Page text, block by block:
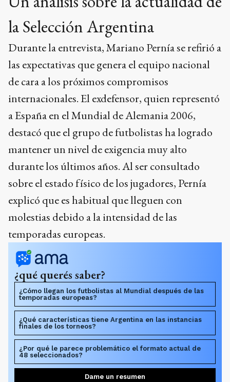
la Selección Argentina
Durante la entrevista, Mariano Pernía se refirió a
las expectativas que genera el equipo nacional
de cara a los próximos compromisos
internacionales. El exdefensor, quien representó
a España en el Mundial de Alemania 2006,
destacó que el grupo de futbolistas ha logrado
mantener un nivel de exigencia muy alto
durante los últimos años. Al ser consultado
sobre el estado físico de los jugadores, Pernía
explicó que es habitual que lleguen con
molestias debido a la intensidad de las
temporadas europeas.
¿qué querés saber?
¿Cómo llegan los futbolistas al Mundial después de las
temporadas europeas?
¿Qué características tiene Argentina en las instancias
finales de los torneos?
¿Por qué le parece problemático el formato actual de
48 seleccionados?
Dame un resumen